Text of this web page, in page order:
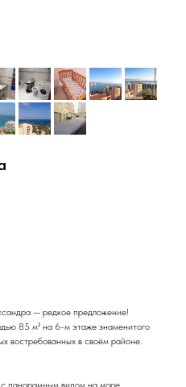
— редкое предложение!
85 м² на 6-м этаже знаменитого
востребованных в своём районе.